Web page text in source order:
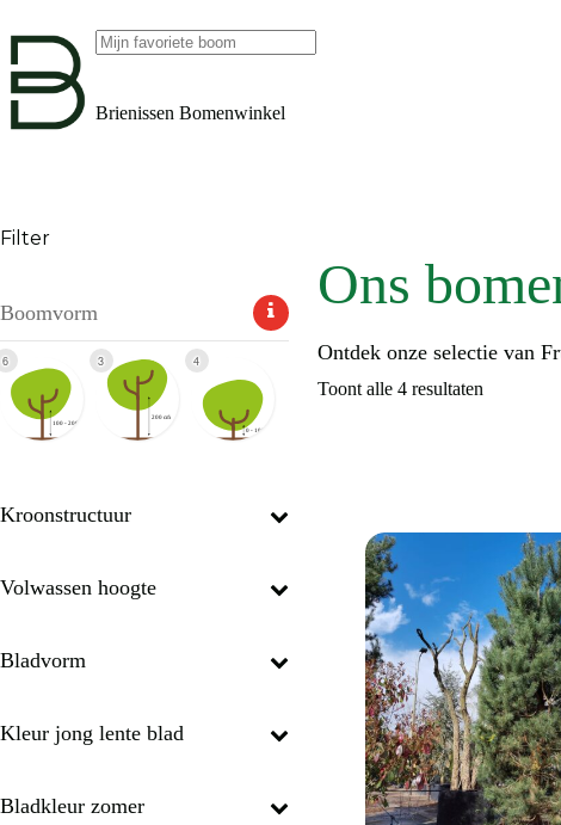
naar
inhoud
Brienissen Bomenwinkel
Ons
Ontdek onze selectie van
Toont alle 4 resultaten
Filter
Boomvorm
6 3 4
Kroonstructuur
Volwassen hoogte
Bladvorm
Kleur jong lente blad
Bladkleur zomer